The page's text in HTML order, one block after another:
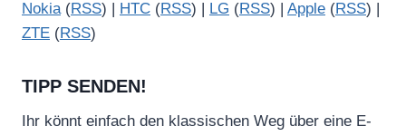
Nokia(RSS) | HTC (RSS) | LG (RSS) | Apple (RSS) |
ZTE (RSS)
TIPP SENDEN!
Ihr könnt einfach den klassischen Weg über eine E-